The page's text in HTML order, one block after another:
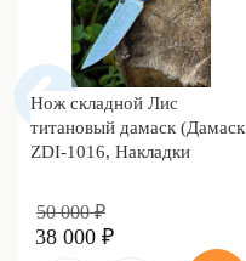
Нож складной Лис
титановый дамаск (Дамаск
ZDI-1016, Накладки
50 000 ₽
38 000 ₽